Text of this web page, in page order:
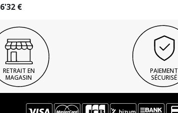
6'32 €
RETRAIT EN
MAGASIN
PAIEMENT
SÉCURISÉ